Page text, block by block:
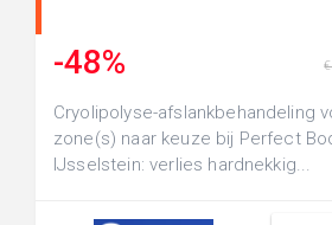
-48%
Cryolipolyse-afslankbehandeling
zone(s) naar keuze bij Perfect
IJsselstein: verlies hardnekkig...